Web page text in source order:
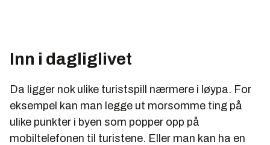
Inn i dagliglivet
Da ligger nok ulike turistspill nærmere i løypa. For
eksempel kan man legge ut morsomme ting på
ulike punkter i byen som popper opp på
mobiltelefonen til turistene. Eller man kan ha en